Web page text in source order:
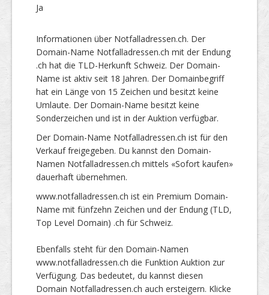
Ja
Informationen über Notfalladressen.ch. Der
Domain-Name Notfalladressen.ch mit der Endung
.ch hat die TLD-Herkunft Schweiz. Der Domain-
Name ist aktiv seit 18 Jahren. Der Domainbegriff
hat ein Länge von 15 Zeichen und besitzt keine
Umlaute. Der Domain-Name besitzt keine
Sonderzeichen und ist in der Auktion verfügbar.
Der Domain-Name Notfalladressen.ch ist für den
Verkauf freigegeben. Du kannst den Domain-
Namen Notfalladressen.ch mittels «Sofort kaufen»
dauerhaft übernehmen.
www.notfalladressen.ch ist ein Premium Domain-
Name mit fünfzehn Zeichen und der Endung (TLD,
Top Level Domain) .ch für Schweiz.
Ebenfalls steht für den Domain-Namen
www.notfalladressen.ch die Funktion Auktion zur
Verfügung. Das bedeutet, du kannst diesen
Domain Notfalladressen.ch auch ersteigern. Klicke